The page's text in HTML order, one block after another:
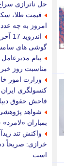
حل ناترازی
قیمت طلا، سکه
امروز به چه
گوشی های
پیام مدیرعامل
مناسبت روز
وزارت امور
کنسولگری
فاحش حقوق
شواهد
بمباران
واکنش تند
خرازی: صریحاً
است